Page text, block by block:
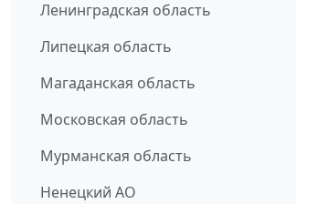
Ленинградская область
Липецкая область
Магаданская область
Московская область
Мурманская область
Ненецкий АО